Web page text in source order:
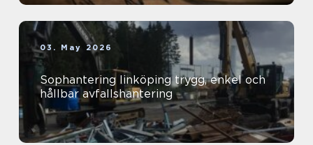
03. May 2026
Sophantering linköping trygg, enkel och
hållbar avfallshantering